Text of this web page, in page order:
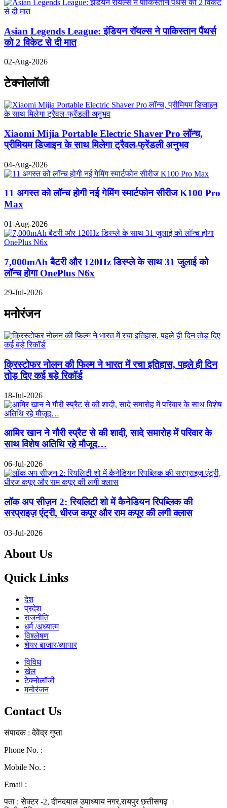
Asian Legends League: इंडियन रॉयल्स ने पाकिस्तान पैंथर्स
को 2 विकेट से दी मात
02-Aug-2026
टेक्नोलॉजी
Xiaomi Mijia Portable Electric Shaver Pro लॉन्च,
प्रीमियम डिजाइन के साथ मिलेगा ट्रैवल-फ्रेंडली अनुभव
04-Aug-2026
11 अगस्त को लॉन्च होगी नई गेमिंग स्मार्टफोन सीरीज K100 Pro
Max
01-Aug-2026
7,000mAh बैटरी और 120Hz डिस्प्ले के साथ 31 जुलाई को
लॉन्च होगा OnePlus N6x
29-Jul-2026
मनोरंजन
क्रिस्टोफर नोलन की फिल्म ने भारत में रचा इतिहास, पहले ही दिन
तोड़ दिए कई बड़े रिकॉर्ड
18-Jul-2026
आमिर खान ने गौरी स्प्रैट से की शादी, सादे समारोह में परिवार के
साथ विशेष अतिथि रहे मौजूद…
06-Jul-2026
लॉक अप सीज़न 2: रियलिटी शो में कैनेडियन रिपब्लिक की
सरप्राइज़ एंट्री, धीरज कपूर और राम कपूर की लगी क्लास
03-Jul-2026
About Us
Quick Links
देश
प्रदेश
राजनीति
धर्म /अध्यात्म
विश्लेषण
शेयर बाजार/व्यापार
विविध
खेल
टेक्नोलॉजी
मनोरंजन
Contact Us
संपादक : देवेंद्र गुप्ता
Phone No. :
Mobile No. :
Email :
पता : सेक्टर -2, दीनदयाल उपाध्याय नगर,रायपुर छत्तीसगढ़ ।